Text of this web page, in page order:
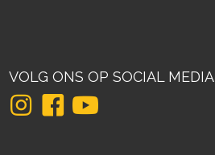
VOLG ONS OP SOCIAL MEDIA